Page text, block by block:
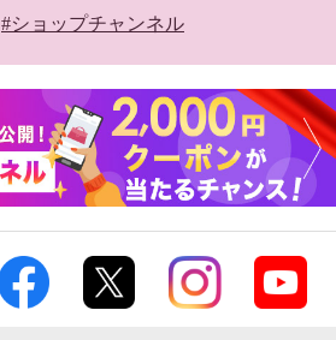
#ショップチャンネル